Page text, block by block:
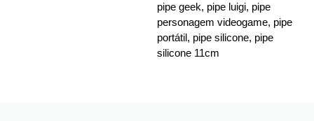
pipe geek, pipe luigi, pipe
personagem videogame, pipe
portátil, pipe silicone, pipe
silicone 11cm